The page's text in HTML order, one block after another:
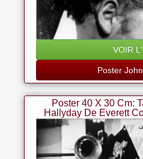
VOIR
Poster
Poster 40 X 30 Cm:
Hallyday De Everett
Haut De